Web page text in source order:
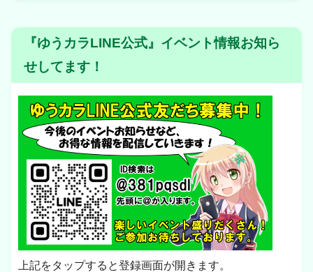
『ゆうカラLINE公式』イベント情報お知ら
せしてます！
上記をタップすると登録画面が開きます。